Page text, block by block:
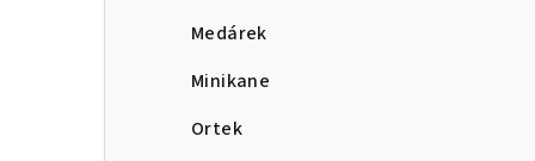
Medárek
Minikane
Ortek